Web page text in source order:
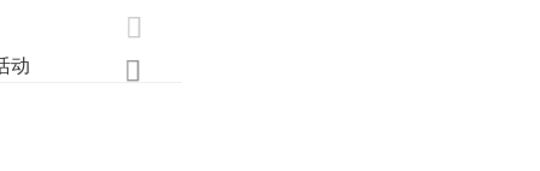

动 